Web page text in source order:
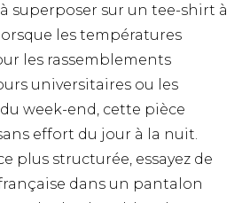
superposer sur un tee-shirt à
les températures
les rassemblements
universitaires ou les
week-end, cette pièce
effort du jour à la nuit.
plus structurée, essayez de
dans un pantalon